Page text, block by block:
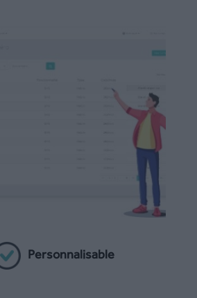
Personnalisable